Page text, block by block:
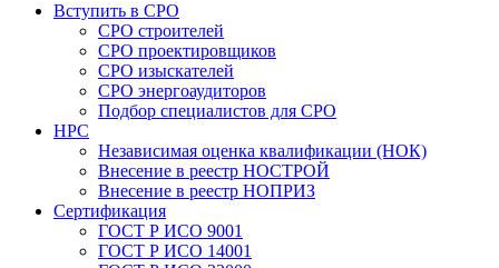
Вступить в СРО
СРО строителей
СРО проектировщиков
СРО изыскателей
СРО энергоаудиторов
Подбор специалистов для СРО
НРС
Независимая оценка квалификации (НОК)
Внесение в реестр НОСТРОЙ
Внесение в реестр НОПРИЗ
Сертификация
ГОСТ Р ИСО 9001
ГОСТ Р ИСО 14001